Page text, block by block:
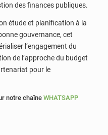
des finances publiques.
étude et planification à la
gouvernance, cet
l’engagement du
de l’approche du budget
pour le
notre chaîne WHATSAPP